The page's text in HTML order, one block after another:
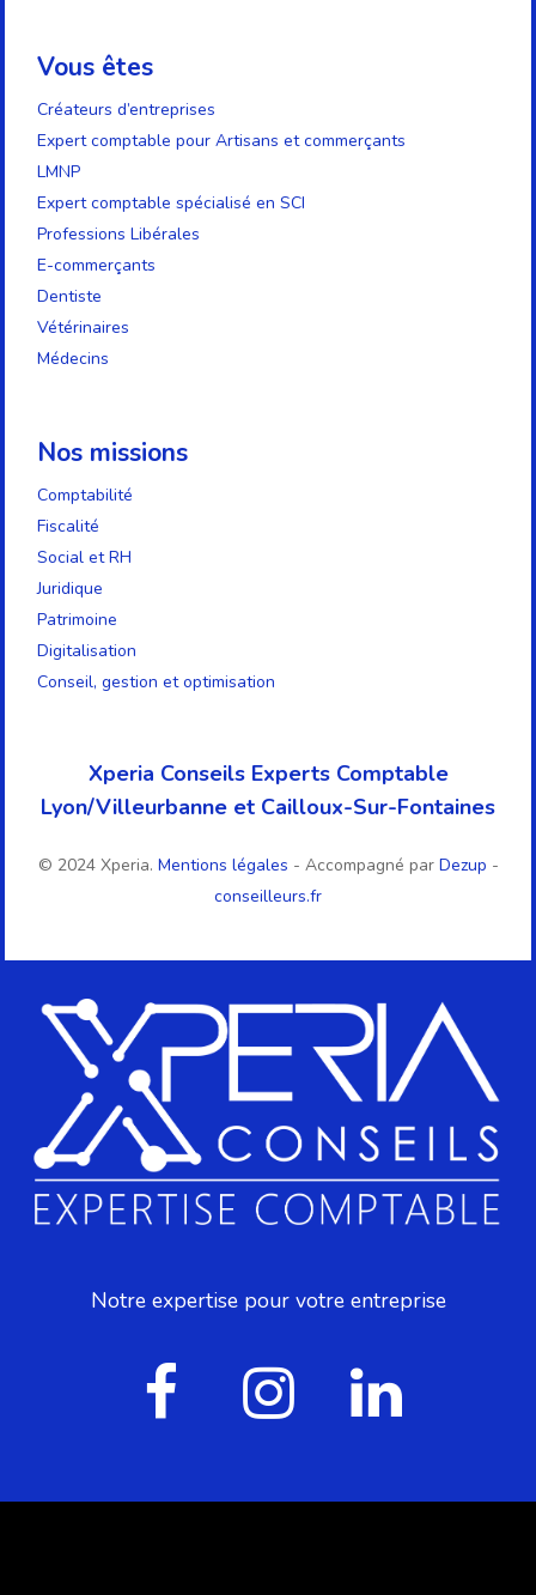
Notre expertise pour votre entreprise
Vous êtes
Créateurs d’entreprises
Expert comptable pour Artisans et commerçants
LMNP
Expert comptable spécialisé en SCI
Professions Libérales
E-commerçants
Dentiste
Vétérinaires
Médecins
Nos missions
Comptabilité
Fiscalité
Social et RH
Juridique
Patrimoine
Digitalisation
Conseil, gestion et optimisation
Xperia Conseils Experts Comptable
Lyon/Villeurbanne et Cailloux-Sur-Fontaines
© 2024 Xperia. Mentions légales - Accompagné par Dezup -
conseilleurs.fr